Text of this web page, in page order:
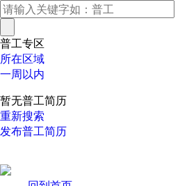
普工专区
所在区域
一周以内
暂无普工简历
重新搜索
发布普工简历